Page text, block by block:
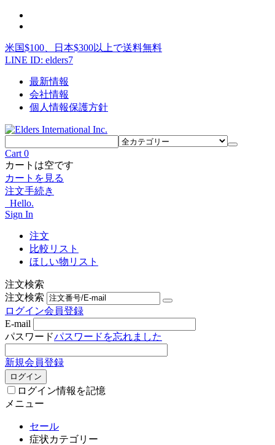
米国$100、日本$300以上で送料無料
LINE ID: elders7
最新情報
会社情報
個人情報保護方針
Cart 0
カートは空です
カートを見る
注文手続き
Hello.
Sign In
注文
比較リスト
ほしい物リスト
注文検索
注文検索
ログイン会員登録
E-mail
パスワードパスワードを忘れました
新規会員登録
ログイン
ログイン情報を記憶
メニュー
セール
症状カテゴリー